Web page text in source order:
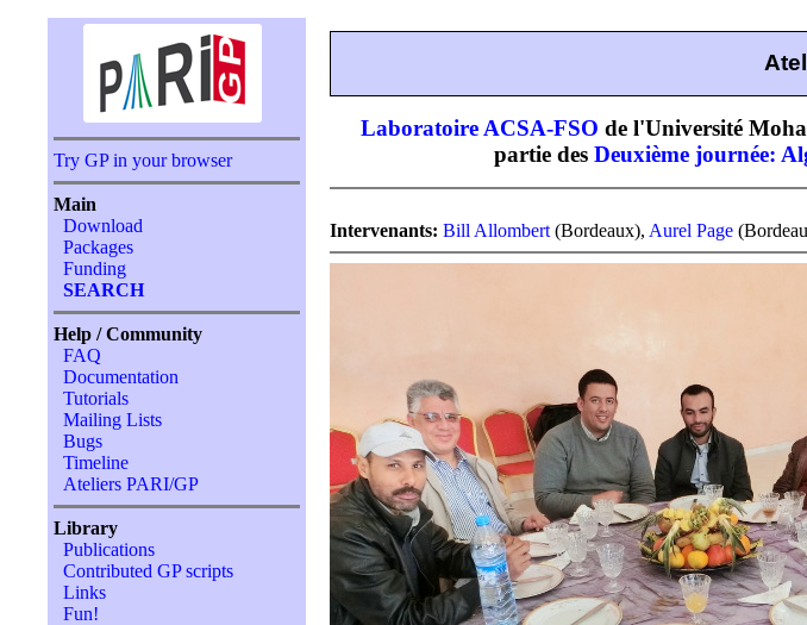
Try GP in your browser
Main
Download
Packages
Funding
SEARCH
Help / Community
FAQ
Documentation
Tutorials
Mailing Lists
Bugs
Timeline
Ateliers PARI/GP
Library
Publications
Contributed GP scripts
Links
Fun!
Laboratoire ACSA-FSOde l'Université
partie desDeuxième journée:
Intervenants: Bill Allombert (Bordeaux), Aurel Page